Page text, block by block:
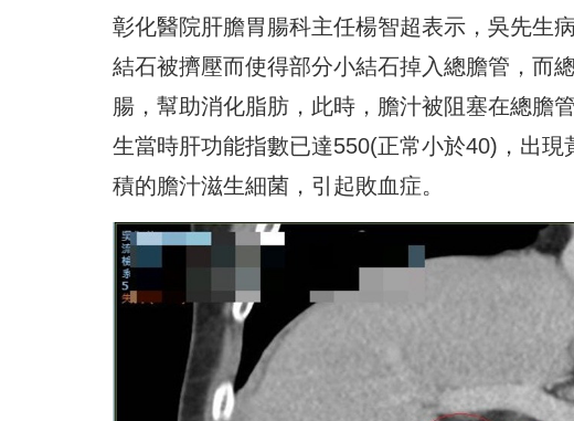
彰化醫院肝膽胃腸科主任楊智超表示，吳先生
結石被擠壓而使得部分小結石掉入總膽管，而
腸，幫助消化脂肪，此時，膽汁被阻塞在總膽
生當時肝功能指數已達550(正常小於40)，出
積的膽汁滋生細菌，引起敗血症。